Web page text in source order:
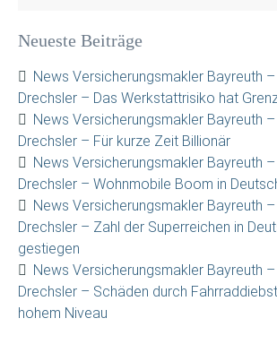
Neueste Beiträge
News Versicherungsmakler Bayreuth
Drechsler – Das Werkstattrisiko hat
News Versicherungsmakler Bayreuth
Drechsler – Für kurze Zeit Billionär
News Versicherungsmakler Bayreuth
Drechsler – Wohnmobile Boom in
News Versicherungsmakler Bayreuth
Drechsler – Zahl der Superreichen in
gestiegen
News Versicherungsmakler Bayreuth
Drechsler – Schäden durch
hohem Niveau